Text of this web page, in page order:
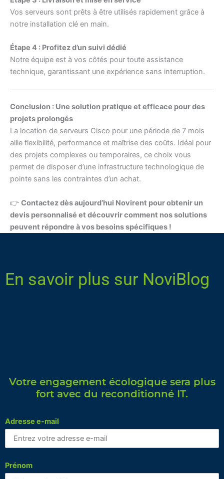
Vos serveurs sont prêts à être utilisés rapidement grâce à
notre installation clé en main.
Étape 4 : Profitez d’un suivi dédié
Notre équipe est à vos côtés pour toute assistance
technique, garantissant une expérience sans interruption.
Conclusion : Une solution pratique et efficace pour des
projets prolongés
La location de serveurs Cisco pour une période de 7 mois
allie flexibilité, performance et maîtrise des coûts. Idéal pour
des projets complexes ou temporaires, ce choix vous
permet de disposer d’une infrastructure technologique de
pointe sans les contraintes d’un achat.
👉 Contactez dès aujourd’hui Novirent pour obtenir un
devis personnalisé et découvrir comment nos solutions
peuvent répondre à vos besoins spécifiques !
En savoir plus sur NoviBlog
Votre engagement écologique sera plus
fort avec du reconditionné IT.
Adresse e-mail
Prénom